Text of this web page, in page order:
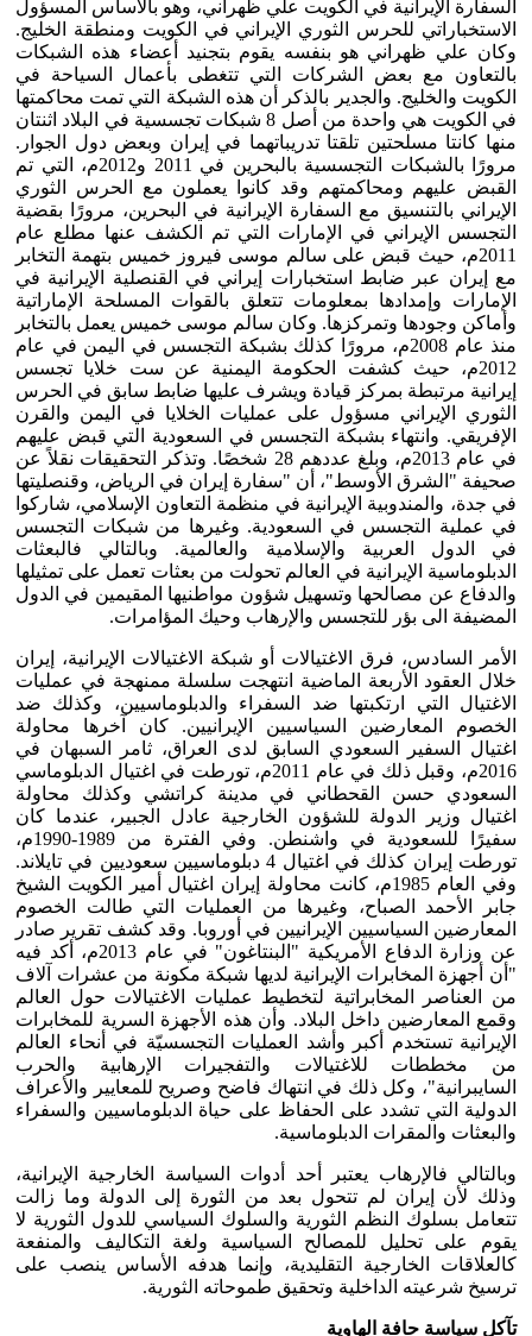
السفارة الإيرانية في الكويت علي ظهراني، وهو بالأساس المسؤول
الاستخباراتي للحرس الثوري الإيراني في الكويت ومنطقة الخليج.
وكان علي ظهراني هو بنفسه يقوم بتجنيد أعضاء هذه الشبكات
بالتعاون مع بعض الشركات التي تتغطى بأعمال السياحة في
الكويت والخليج. والجدير بالذكر أن هذه الشبكة التي تمت محاكمتها
في الكويت هي واحدة من أصل 8 شبكات تجسسية في البلاد اثنتان
منها كانتا مسلحتين تلقتا تدريباتهما في إيران وبعض دول الجوار.
مرورًا بالشبكات التجسسية بالبحرين في 2011 و2012م، التي تم
القبض عليهم ومحاكمتهم وقد كانوا يعملون مع الحرس الثوري
الإيراني بالتنسيق مع السفارة الإيرانية في البحرين، مرورًا بقضية
التجسس الإيراني في الإمارات التي تم الكشف عنها مطلع عام
2011م، حيث قبض على سالم موسى فيروز خميس بتهمة التخابر
مع إيران عبر ضابط استخبارات إيراني في القنصلية الإيرانية في
الإمارات وإمدادها بمعلومات تتعلق بالقوات المسلحة الإماراتية
وأماكن وجودها وتمركزها. وكان سالم موسى خميس يعمل بالتخابر
منذ عام 2008م، مرورًا كذلك بشبكة التجسس في اليمن في عام
2012م، حيث كشفت الحكومة اليمنية عن ست خلايا تجسس
إيرانية مرتبطة بمركز قيادة ويشرف عليها ضابط سابق في الحرس
الثوري الإيراني مسؤول على عمليات الخلايا في اليمن والقرن
الإفريقي. وانتهاء بشبكة التجسس في السعودية التي قبض عليهم
في عام 2013م، وبلغ عددهم 28 شخصًا. وتذكر التحقيقات نقلاً عن
صحيفة "الشرق الأوسط"، أن "سفارة إيران في الرياض، وقنصليتها
في جدة، والمندوبية الإيرانية في منظمة التعاون الإسلامي، شاركوا
في عملية التجسس في السعودية. وغيرها من شبكات التجسس
في الدول العربية والإسلامية والعالمية. وبالتالي فالبعثات
الدبلوماسية الإيرانية في العالم تحولت من بعثات تعمل على تمثيلها
والدفاع عن مصالحها وتسهيل شؤون مواطنيها المقيمين في الدول
المضيفة الى بؤر للتجسس والإرهاب وحيك المؤامرات.
الأمر السادس، فرق الاغتيالات أو شبكة الاغتيالات الإيرانية، إيران
خلال العقود الأربعة الماضية انتهجت سلسلة ممنهجة في عمليات
الاغتيال التي ارتكبتها ضد السفراء والدبلوماسيين، وكذلك ضد
الخصوم المعارضين السياسيين الإيرانيين. كان آخرها محاولة
اغتيال السفير السعودي السابق لدى العراق، ثامر السبهان في
2016م، وقبل ذلك في عام 2011م، تورطت في اغتيال الدبلوماسي
السعودي حسن القحطاني في مدينة كراتشي وكذلك محاولة
اغتيال وزير الدولة للشؤون الخارجية عادل الجبير، عندما كان
سفيرًا للسعودية في واشنطن. وفي الفترة من 1989-1990م،
تورطت إيران كذلك في اغتيال 4 دبلوماسيين سعوديين في تايلاند.
وفي العام 1985م، كانت محاولة إيران اغتيال أمير الكويت الشيخ
جابر الأحمد الصباح، وغيرها من العمليات التي طالت الخصوم
المعارضين السياسيين الإيرانيين في أوروبا. وقد كشف تقرير صادر
عن وزارة الدفاع الأمريكية "البنتاغون" في عام 2013م، أكد فيه
"أن أجهزة المخابرات الإيرانية لديها شبكة مكونة من عشرات آلاف
من العناصر المخابراتية لتخطيط عمليات الاغتيالات حول العالم
وقمع المعارضين داخل البلاد. وأن هذه الأجهزة السرية للمخابرات
الإيرانية تستخدم أكبر وأشد العمليات التجسسيّة في أنحاء العالم
من مخططات للاغتيالات والتفجيرات الإرهابية والحرب
السايبرانية"، وكل ذلك في انتهاك فاضح وصريح للمعايير والأعراف
الدولية التي تشدد على الحفاظ على حياة الدبلوماسيين والسفراء
والبعثات والمقرات الدبلوماسية.
وبالتالي فالإرهاب يعتبر أحد أدوات السياسة الخارجية الإيرانية،
وذلك لأن إيران لم تتحول بعد من الثورة إلى الدولة وما زالت
تتعامل بسلوك النظم الثورية والسلوك السياسي للدول الثورية لا
يقوم على تحليل للمصالح السياسية ولغة التكاليف والمنفعة
كالعلاقات الخارجية التقليدية، وإنما هدفه الأساس ينصب على
ترسيخ شرعيته الداخلية وتحقيق طموحاته الثورية.
تآكل سياسة حافة الهاوية